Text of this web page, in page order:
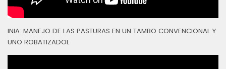
INIA: MANEJO DE LAS PASTURAS EN UN TAMBO CONVENCIONAL Y
UNO ROBATIZADOL